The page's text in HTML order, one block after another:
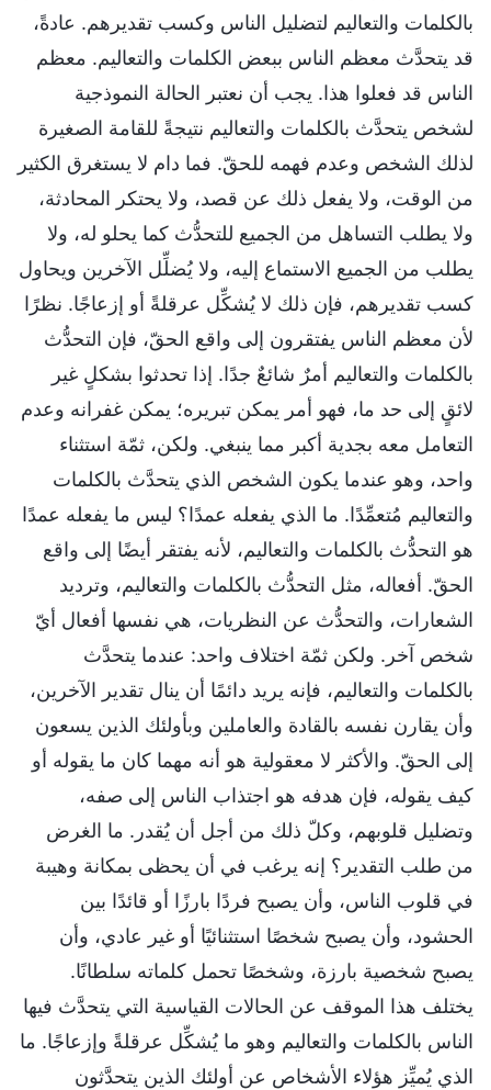
بالكلمات والتعاليم لتضليل الناس وكسب تقديرهم. عادةً،
قد يتحدَّث معظم الناس ببعض الكلمات والتعاليم. معظم
الناس قد فعلوا هذا. يجب أن نعتبر الحالة النموذجية
لشخص يتحدَّث بالكلمات والتعاليم نتيجةً للقامة الصغيرة
لذلك الشخص وعدم فهمه للحقّ. فما دام لا يستغرق الكثير
من الوقت، ولا يفعل ذلك عن قصد، ولا يحتكر المحادثة،
ولا يطلب التساهل من الجميع للتحدُّث كما يحلو له، ولا
يطلب من الجميع الاستماع إليه، ولا يُضلِّل الآخرين ويحاول
كسب تقديرهم، فإن ذلك لا يُشكِّل عرقلةً أو إزعاجًا. نظرًا
لأن معظم الناس يفتقرون إلى واقع الحقّ، فإن التحدُّث
بالكلمات والتعاليم أمرٌ شائعٌ جدًا. إذا تحدثوا بشكلٍ غير
لائقٍ إلى حد ما، فهو أمر يمكن تبريره؛ يمكن غفرانه وعدم
التعامل معه بجدية أكبر مما ينبغي. ولكن، ثمّة استثناء
واحد، وهو عندما يكون الشخص الذي يتحدَّث بالكلمات
والتعاليم مُتعمِّدًا. ما الذي يفعله عمدًا؟ ليس ما يفعله عمدًا
هو التحدُّث بالكلمات والتعاليم، لأنه يفتقر أيضًا إلى واقع
الحقّ. أفعاله، مثل التحدُّث بالكلمات والتعاليم، وترديد
الشعارات، والتحدُّث عن النظريات، هي نفسها أفعال أيّ
شخص آخر. ولكن ثمّة اختلاف واحد: عندما يتحدَّث
بالكلمات والتعاليم، فإنه يريد دائمًا أن ينال تقدير الآخرين،
وأن يقارن نفسه بالقادة والعاملين وبأولئك الذين يسعون
إلى الحقّ. والأكثر لا معقولية هو أنه مهما كان ما يقوله أو
كيف يقوله، فإن هدفه هو اجتذاب الناس إلى صفه،
وتضليل قلوبهم، وكلّ ذلك من أجل أن يُقدر. ما الغرض
من طلب التقدير؟ إنه يرغب في أن يحظى بمكانة وهيبة
في قلوب الناس، وأن يصبح فردًا بارزًا أو قائدًا بين
الحشود، وأن يصبح شخصًا استثنائيًا أو غير عادي، وأن
يصبح شخصية بارزة، وشخصًا تحمل كلماته سلطانًا.
يختلف هذا الموقف عن الحالات القياسية التي يتحدَّث فيها
الناس بالكلمات والتعاليم وهو ما يُشكِّل عرقلةً وإزعاجًا. ما
الذي يُميِّز هؤلاء الأشخاص عن أولئك الذين يتحدَّثون